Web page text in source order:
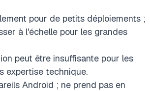
pour de petits déploiements ;
à l'échelle pour les grandes
peut être insuffisante pour les
expertise technique.
Android ; ne prend pas en